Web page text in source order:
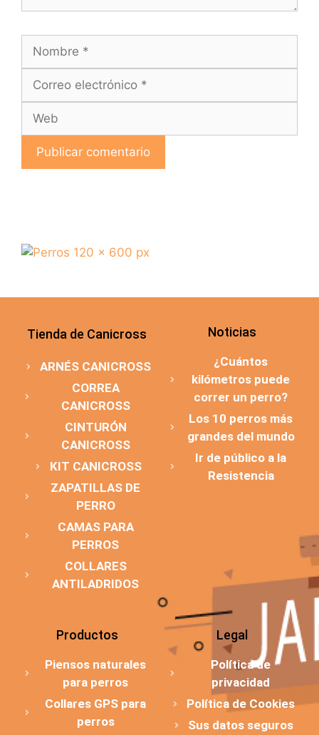
Tienda de Canicross
ARNÉS CANICROSS
CORREA
CANICROSS
CINTURÓN
CANICROSS
KIT CANICROSS
ZAPATILLAS DE
PERRO
CAMAS PARA
PERROS
COLLARES
ANTILADRIDOS
Noticias
¿Cuántos
kilómetros puede
correr un perro?
Los 10 perros más
grandes del mundo
Ir de público a la
Resistencia
Productos
Piensos naturales
para perros
Collares GPS para
perros
Legal
Política de
privacidad
Política de Cookies
Sus datos seguros